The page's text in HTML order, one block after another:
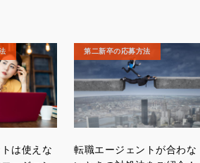
は使えな
転職エージェントが合わな
第二新卒の応募方法